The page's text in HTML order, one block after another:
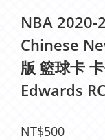
NBA
Chinese
版 籃球卡
Edwards
NT$500